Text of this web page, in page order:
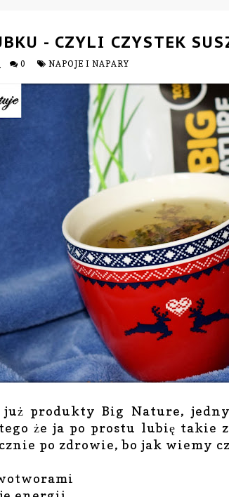
- CZYLI CZYSTEK
0 NAPOJE I NAPARY
już produkty Big Nature,
że ja po prostu lubię takie
po zdrowie, bo jak wiemy